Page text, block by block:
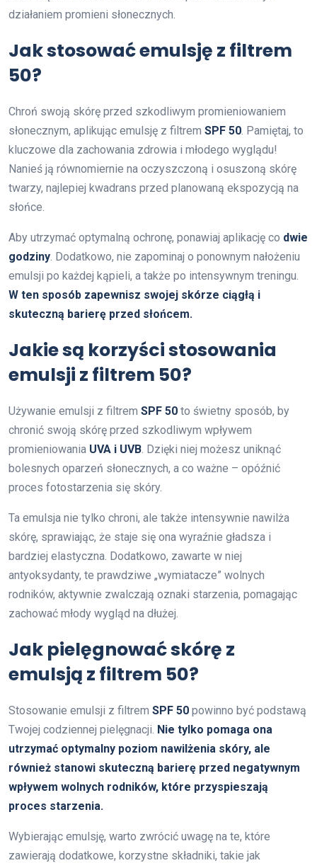
działaniem promieni słonecznych.
Jak stosować emulsję z filtrem
50?
Chroń swoją skórę przed szkodliwym promieniowaniem
słonecznym, aplikując emulsję z filtrem SPF 50. Pamiętaj, to
kluczowe dla zachowania zdrowia i młodego wyglądu!
Nanieś ją równomiernie na oczyszczoną i osuszoną skórę
twarzy, najlepiej kwadrans przed planowaną ekspozycją na
słońce.
Aby utrzymać optymalną ochronę, ponawiaj aplikację co dwie
godziny. Dodatkowo, nie zapominaj o ponownym nałożeniu
emulsji po każdej kąpieli, a także po intensywnym treningu.
W ten sposób zapewnisz swojej skórze ciągłą i
skuteczną barierę przed słońcem.
Jakie są korzyści stosowania
emulsji z filtrem 50?
Używanie emulsji z filtrem SPF 50 to świetny sposób, by
chronić swoją skórę przed szkodliwym wpływem
promieniowania UVA i UVB. Dzięki niej możesz uniknąć
bolesnych oparzeń słonecznych, a co ważne – opóźnić
proces fotostarzenia się skóry.
Ta emulsja nie tylko chroni, ale także intensywnie nawilża
skórę, sprawiając, że staje się ona wyraźnie gładsza i
bardziej elastyczna. Dodatkowo, zawarte w niej
antyoksydanty, te prawdziwe „wymiatacze” wolnych
rodników, aktywnie zwalczają oznaki starzenia, pomagając
zachować młody wygląd na dłużej.
Jak pielęgnować skórę z
emulsją z filtrem 50?
Stosowanie emulsji z filtrem SPF 50 powinno być podstawą
Twojej codziennej pielęgnacji. Nie tylko pomaga ona
utrzymać optymalny poziom nawilżenia skóry, ale
również stanowi skuteczną barierę przed negatywnym
wpływem wolnych rodników, które przyspieszają
proces starzenia.
Wybierając emulsję, warto zwrócić uwagę na te, które
zawierają dodatkowe, korzystne składniki, takie jak